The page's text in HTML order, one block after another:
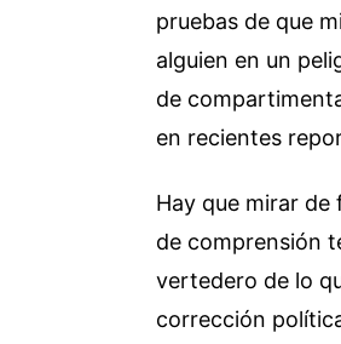
pruebas de que
alguien en un
de
en recientes
Hay que mirar de
de comprensión
vertedero de lo
corrección